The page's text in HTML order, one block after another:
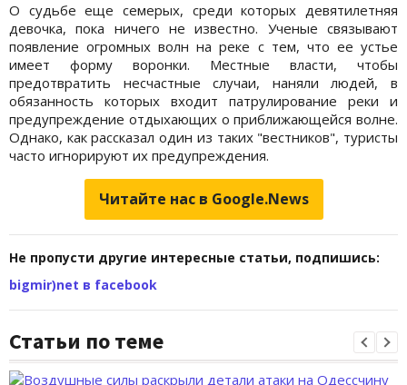
О судьбе еще семерых, среди которых девятилетняя
девочка, пока ничего не известно. Ученые связывают
появление огромных волн на реке с тем, что ее устье
имеет форму воронки. Местные власти, чтобы
предотвратить несчастные случаи, наняли людей, в
обязанность которых входит патрулирование реки и
предупреждение отдыхающих о приближающейся волне.
Однако, как рассказал один из таких "вестников", туристы
часто игнорируют их предупреждения.
Читайте нас в Google.News
Не пропусти другие интересные статьи, подпишись:
bigmir)net в facebook
Статьи по теме